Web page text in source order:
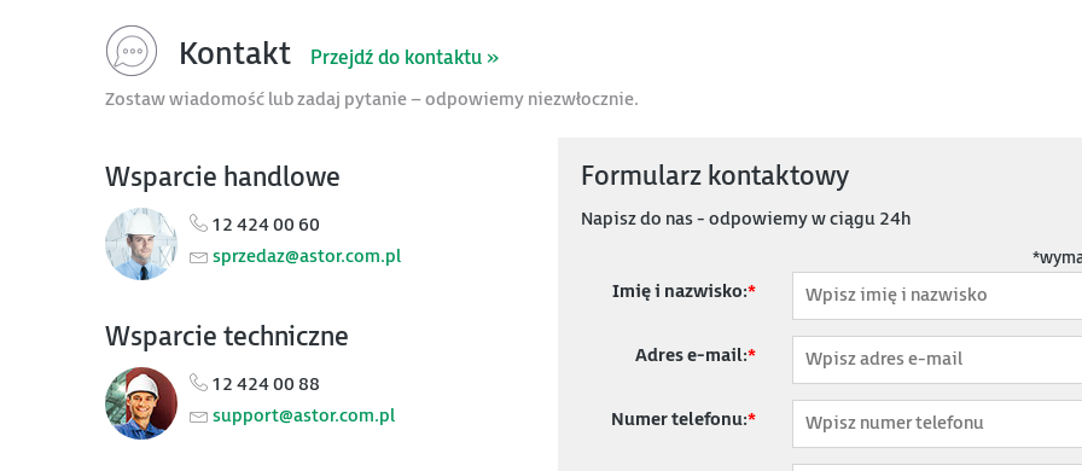
Kontakt
Przejdź do kontaktu »
Zostaw wiadomość lub zadaj pytanie – odpowiemy niezwłocznie.
Wsparcie handlowe
12 424 00 60
sprzedaz@astor.com.pl
Wsparcie techniczne
12 424 00 88
support@astor.com.pl
Formularz kontaktowy
Napisz do nas - odpowiemy w ciągu 24h
*
Imię i nazwisko:*
Adres e-mail:*
Numer telefonu:*